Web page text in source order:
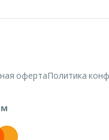
офертаПолитика